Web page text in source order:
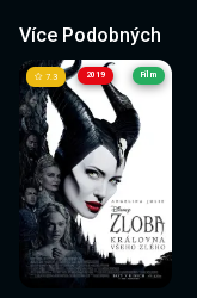
Více Podobných
2019
Sledovat
nyní
7.3 Film
Sledovat
nyní